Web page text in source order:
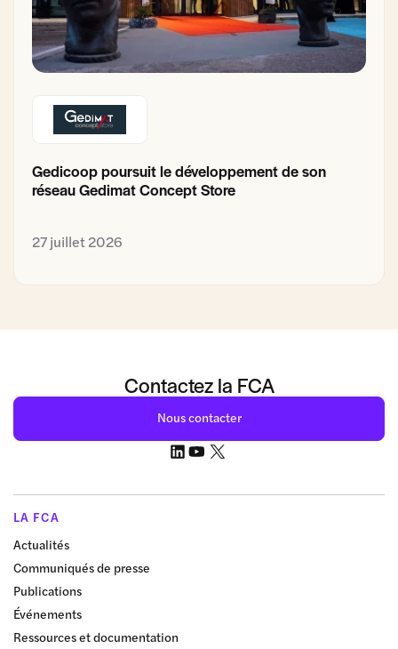
Gedicoop poursuit le développement de son
réseau Gedimat Concept Store
27 juillet 2026
Contactez la FCA
Nous contacter
LA FCA
Actualités
Communiqués de presse
Publications
Événements
Ressources et documentation